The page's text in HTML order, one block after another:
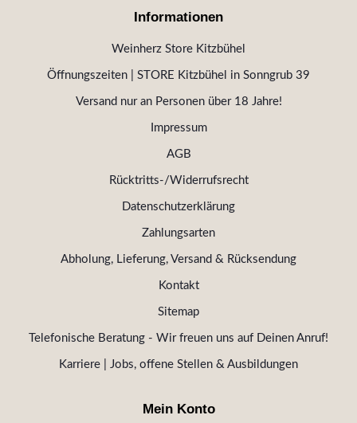
Informationen
Weinherz Store Kitzbühel
Öffnungszeiten | STORE Kitzbühel in Sonngrub 39
Versand nur an Personen über 18 Jahre!
Impressum
AGB
Rücktritts-/Widerrufsrecht
Datenschutzerklärung
Zahlungsarten
Abholung, Lieferung, Versand & Rücksendung
Kontakt
Sitemap
Telefonische Beratung - Wir freuen uns auf Deinen Anruf!
Karriere | Jobs, offene Stellen & Ausbildungen
Mein Konto